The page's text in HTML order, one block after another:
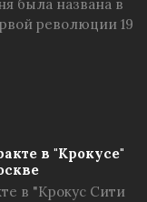
была названа в
революции 19
в "Крокусе"
в "Крокус Сити